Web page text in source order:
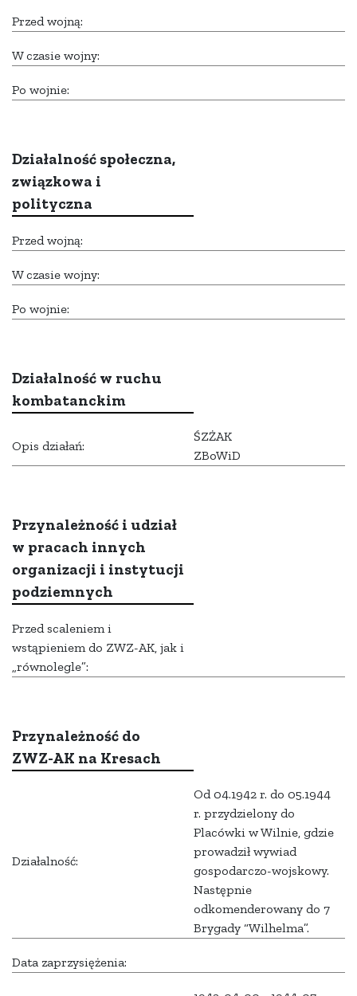
Przed wojną:
W czasie wojny:
Po wojnie:
Działalność społeczna,
związkowa i
polityczna
Przed wojną:
W czasie wojny:
Po wojnie:
Działalność w ruchu
kombatanckim
Opis działań:
ŚZŻAK
ZBoWiD
Przynależność i udział
w pracach innych
organizacji i instytucji
podziemnych
Przed scaleniem i
wstąpieniem do ZWZ-AK, jak i
„równolegle”:
Przynależność do
ZWZ-AK na Kresach
Działalność:
Od 04.1942 r. do 05.1944
r. przydzielony do
Placówki w Wilnie, gdzie
prowadził wywiad
gospodarczo-wojskowy.
Następnie
odkomenderowany do 7
Brygady “Wilhelma”.
Data zaprzysiężenia: